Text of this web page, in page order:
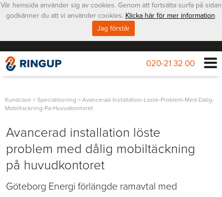
020-21 32 00
Kundcase > Speciallosning > Avancerad-Installation-Loste-Problem-Med-Dalig-
Mobiltackning-Pa-Huvudkontoret
Avancerad installation löste
problem med dålig mobiltäckning
på huvudkontoret
Göteborg Energi förlängde ramavtal med
Vår hemsida använder sig av cookies. Genom att fortsätta surfa på sidan
godkänner du att vi använder cookies. Klicka här för mer information.
Jag förstår